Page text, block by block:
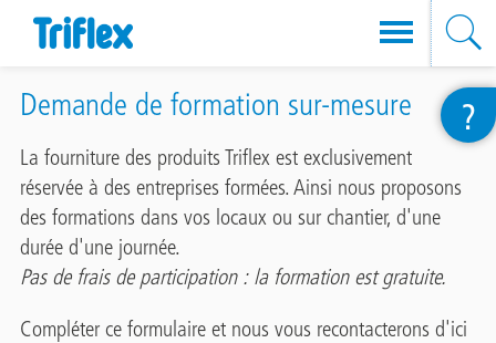
principal
Demande de formation sur-mesure
La fourniture des produits Triflex est exclusivement
réservée à des entreprises formées. Ainsi nous proposons
des formations dans vos locaux ou sur chantier, d'une
durée d'une journée.
Pas de frais de participation : la formation est gratuite.
Compléter ce formulaire et nous vous recontacterons d'ici
?